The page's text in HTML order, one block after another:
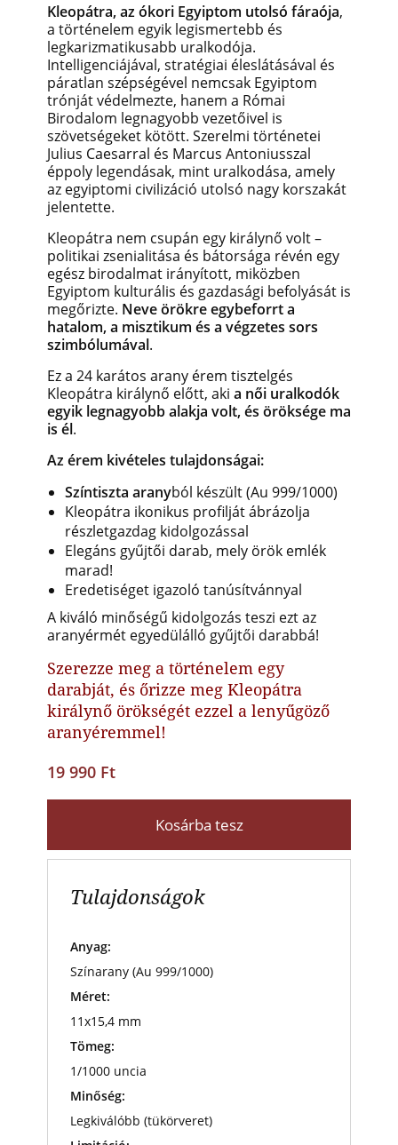
Kleopátra, az ókori Egyiptom utolsó fáraója,
a történelem egyik legismertebb és
legkarizmatikusabb uralkodója.
Intelligenciájával, stratégiai éleslátásával és
páratlan szépségével nemcsak Egyiptom
trónját védelmezte, hanem a Római
Birodalom legnagyobb vezetőivel is
szövetségeket kötött. Szerelmi történetei
Julius Caesarral és Marcus Antoniusszal
éppoly legendásak, mint uralkodása, amely
az egyiptomi civilizáció utolsó nagy korszakát
jelentette.
Kleopátra nem csupán egy királynő volt –
politikai zsenialitása és bátorsága révén egy
egész birodalmat irányított, miközben
Egyiptom kulturális és gazdasági befolyását is
megőrizte. Neve örökre egybeforrt a
hatalom, a misztikum és a végzetes sors
szimbólumával.
Ez a 24 karátos arany érem tisztelgés
Kleopátra királynő előtt, aki a női uralkodók
egyik legnagyobb alakja volt, és öröksége ma
is él.
Az érem kivételes tulajdonságai:
Színtiszta aranyból készült (Au 999/1000)
Kleopátra ikonikus profilját ábrázolja
részletgazdag kidolgozással
Elegáns gyűjtői darab, mely örök emlék
marad!
Eredetiséget igazoló tanúsítvánnyal
A kiváló minőségű kidolgozás teszi ezt az
aranyérmét egyedülálló gyűjtői darabbá!
Szerezze meg a történelem egy
darabját, és őrizze meg Kleopátra
királynő örökségét ezzel a lenyűgöző
aranyéremmel!
19 990 Ft
Kosárba tesz
Tulajdonságok
Anyag:
Színarany (Au 999/1000)
Méret:
11x15,4 mm
Tömeg:
1/1000 uncia
Minőség:
Legkiválóbb (tükörveret)